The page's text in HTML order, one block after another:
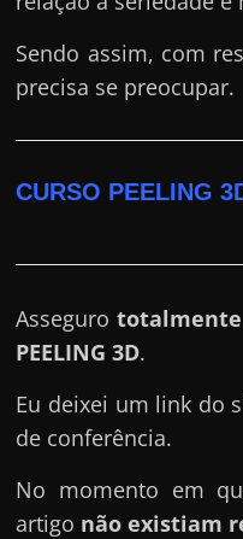
Sendo assim, com
precisa se preocupar.
CURSO PEELING
Asseguro totalmente
PEELING 3D.
Eu deixei um link do
de conferência.
No momento em
artigo não existiam